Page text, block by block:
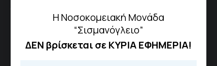
Η Νοσοκομειακή Μονάδα
“Σισμανόγλειο”
ΔΕΝ βρίσκεται σε ΚΥΡΙΑ ΕΦΗΜΕΡΙΑ!
ιδρύματα και μονάδες υγείας στα πλαίσια εφαρμογής
ειδικών προγραμμάτων βελτίωσης της ποιότητας
φροντίδας της υγείας σε εθνικό επίπεδο.